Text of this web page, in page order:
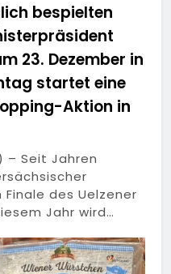
bespielten
23. Dezember in
startet eine
Aktion in
– Seit Jahren
des Uelzener
Jahr wird…